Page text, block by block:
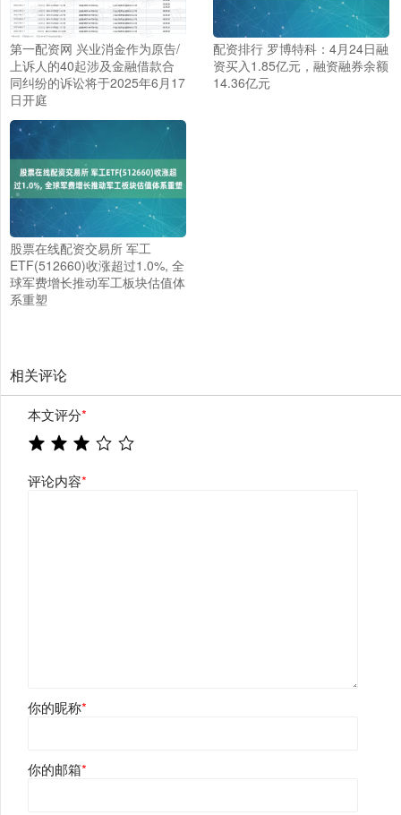
第一配资网 兴业消金作为原告/
上诉人的40起涉及金融借款合
同纠纷的诉讼将于2025年6月17
日开庭
配资排行 罗博特科：4月24日融
资买入1.85亿元，融资融券余额
14.36亿元
股票在线配资交易所 军工
ETF(512660)收涨超过1.0%, 全
球军费增长推动军工板块估值体
系重塑
相关评论
本文评分*
评论内容*
你的昵称*
你的邮箱*